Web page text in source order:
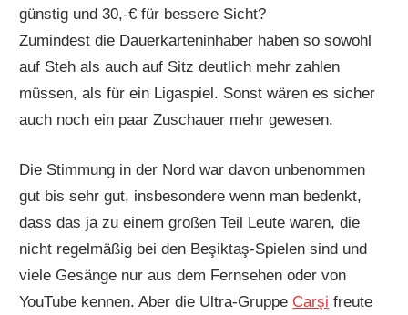
günstig und 30,-€ für bessere Sicht?
Zumindest die Dauerkarteninhaber haben so sowohl
auf Steh als auch auf Sitz deutlich mehr zahlen
müssen, als für ein Ligaspiel. Sonst wären es sicher
auch noch ein paar Zuschauer mehr gewesen.
Die Stimmung in der Nord war davon unbenommen
gut bis sehr gut, insbesondere wenn man bedenkt,
dass das ja zu einem großen Teil Leute waren, die
nicht regelmäßig bei den Beşiktaş-Spielen sind und
viele Gesänge nur aus dem Fernsehen oder von
YouTube kennen. Aber die Ultra-Gruppe Carşi freute